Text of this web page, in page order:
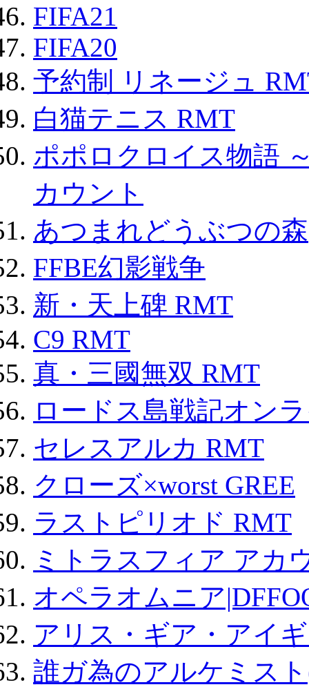
FIFA21
FIFA20
予約制 リネージュ
白猫テニス RMT
ポポロクロイス物語
カウント
あつまれどうぶつの森
FFBE幻影戦争
新・天上碑 RMT
C9 RMT
真・三國無双 RMT
ロードス島戦記オン
セレスアルカ RMT
クローズ×worst GREE
ラストピリオド RMT
ミトラスフィア アカ
オペラオムニア
アリス・ギア・アイ
誰ガ為のアルケミス